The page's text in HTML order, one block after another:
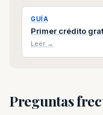
GUÍA
Primer crédito
Leer →
Preguntas